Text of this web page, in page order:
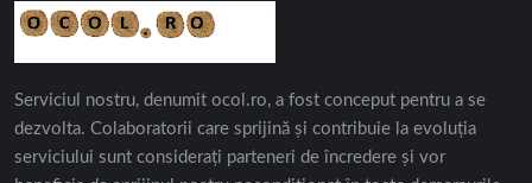
Serviciul nostru, denumit ocol.ro, a fost conceput pentru a se
dezvolta. Colaboratorii care sprijină și contribuie la evoluția
serviciului sunt considerați parteneri de încredere și vor